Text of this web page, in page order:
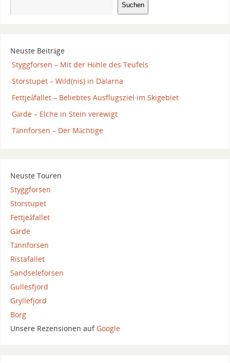
Suchen
Neuste Beiträge
Styggforsen – Mit der Höhle des Teufels
Storstupet – Wild(nis) in Dalarna
Fettjeåfallet – Beliebtes Ausflugsziel im Skigebiet
Gärde – Elche in Stein verewigt
Tännforsen – Der Mächtige
Neuste Touren
Styggforsen
Storstupet
Fettjeåfallet
Gärde
Tännforsen
Ristafallet
Sandseleforsen
Gullesfjord
Gryllefjord
Borg
Unsere Rezensionen aufGoogle